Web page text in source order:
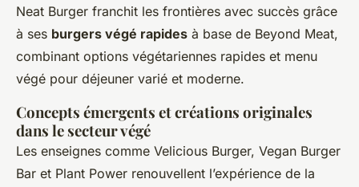
Neat Burger franchit les frontières avec succès grâce
à ses burgers végé rapides à base de Beyond Meat,
combinant options végétariennes rapides et menu
végé pour déjeuner varié et moderne.
Concepts émergents et créations originales
dans le secteur végé
Les enseignes comme Velicious Burger, Vegan Burger
Bar et Plant Power renouvellent l’expérience de la